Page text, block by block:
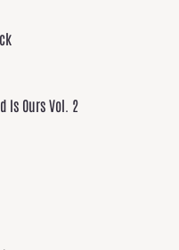
Is Ours Vol. 2